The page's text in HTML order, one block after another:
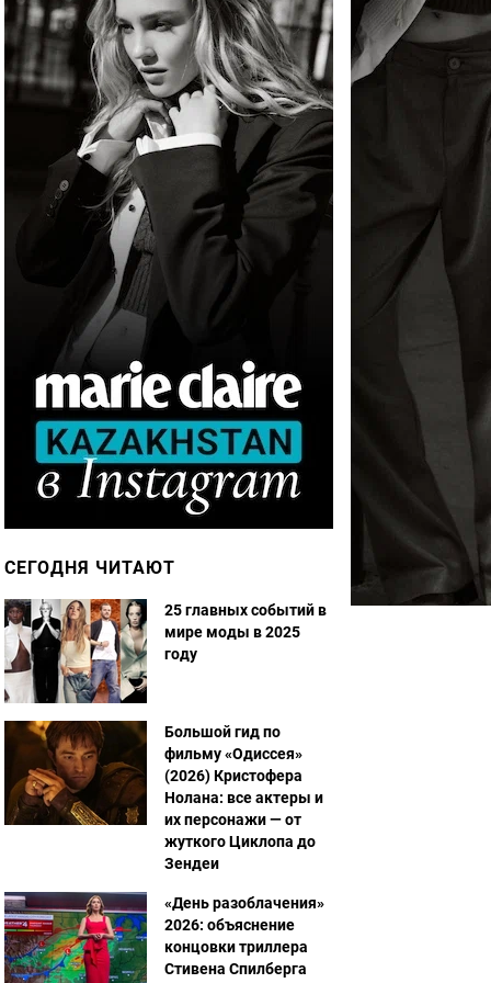
СЕГОДНЯ ЧИТАЮТ
25 главных событий в
мире моды в 2025
году
Большой гид по
фильму «Одиссея»
(2026) Кристофера
Нолана: все актеры и
их персонажи — от
жуткого Циклопа до
Зендеи
«День разоблачения»
2026: объяснение
концовки триллера
Стивена Спилберга